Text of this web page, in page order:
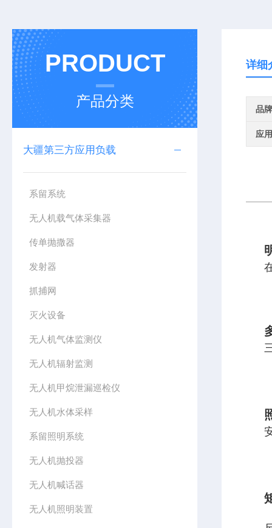
PRODUCT
产品分类
大疆第三方应用负载
系留系统
无人机载气体采集器
传单抛撒器
发射器
抓捕网
灭火设备
无人机气体监测仪
无人机辐射监测
无人机甲烷泄漏巡检仪
无人机水体采样
系留照明系统
无人机抛投器
无人机喊话器
无人机照明装置
详细
品牌
应